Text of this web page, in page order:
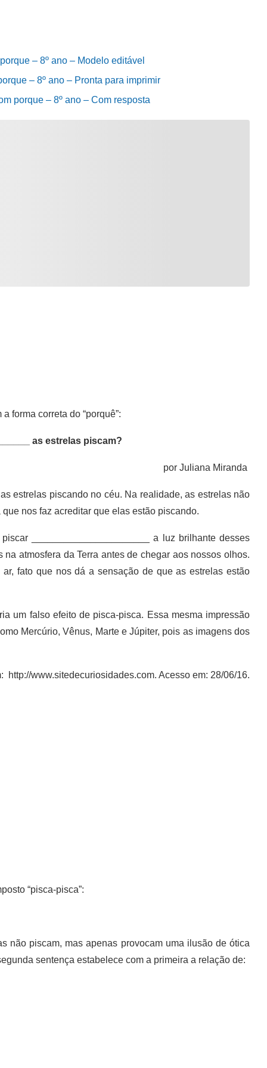
– 8º ano – Modelo editável
– 8º ano – Pronta para imprimir
porque – 8º ano – Com resposta
forma correta do “porquê”:
as estrelas piscam?
por Juliana Miranda
estrelas piscando no céu. Na realidade, as estrelas não
nos faz acreditar que elas estão piscando.
______________________ a luz brilhante desses
atmosfera da Terra antes de chegar aos nossos olhos.
fato que nos dá a sensação de que as estrelas estão
falso efeito de pisca-pisca. Essa mesma impressão
Mercúrio, Vênus, Marte e Júpiter, pois as imagens dos
http://www.sitedecuriosidades.com. Acesso em: 28/06/16.
“pisca-pisca”:
não piscam, mas apenas provocam uma ilusão de ótica
sentença estabelece com a primeira a relação de: